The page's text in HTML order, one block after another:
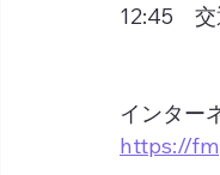
12:45　
インター
https://